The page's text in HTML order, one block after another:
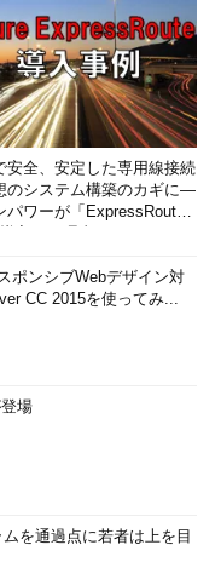
安全、安定した専用線接続
のシステム構築のカギに―
ワーが「ExpressRout
ポンシブWebデザイン対
CC 2015を使ってみ...
場
を通過点に若者は上を目